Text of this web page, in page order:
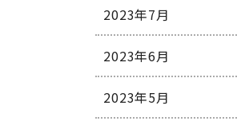
2023年7月
2023年6月
2023年5月